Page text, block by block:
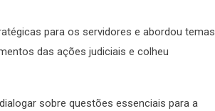
para os servidores e abordou temas
das ações judiciais e colheu
sobre questões essenciais para a